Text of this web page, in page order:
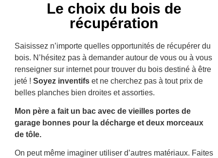
Le choix du bois de
récupération
Saisissez n’importe quelles opportunités de récupérer du
bois. N’hésitez pas à demander autour de vous ou à vous
renseigner sur internet pour trouver du bois destiné à être
jeté ! Soyez inventifs et ne cherchez pas à tout prix de
belles planches bien droites et assorties.
Mon père a fait un bac avec de vieilles portes de
garage bonnes pour la décharge et deux morceaux
de tôle.
On peut même imaginer utiliser d’autres matériaux. Faites